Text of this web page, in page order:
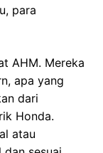
para
AHM. Mereka
apa yang
dari
Honda.
atau